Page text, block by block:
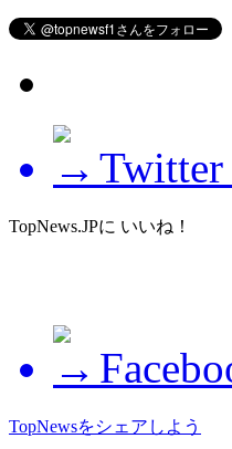
TopNews.JPに いいね！
TopNewsをシェアしよう